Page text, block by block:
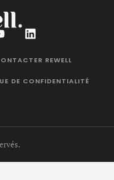
REWELL
DE CONFIDENTIALITÉ